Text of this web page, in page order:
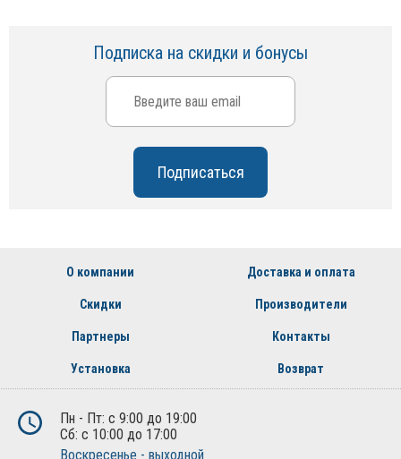
Подписка на скидки и бонусы
О компании Доставка и оплата
Скидки Производители
Партнеры Контакты
Установка Возврат
Пн - Пт: с 9:00 до 19:00
Сб: с 10:00 до 17:00
Воскресенье - выходной